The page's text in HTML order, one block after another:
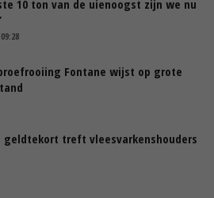
10 ton van de uienoogst zijn we nu
Fontane wijst op grote
geldtekort treft vleesvarkenshouders